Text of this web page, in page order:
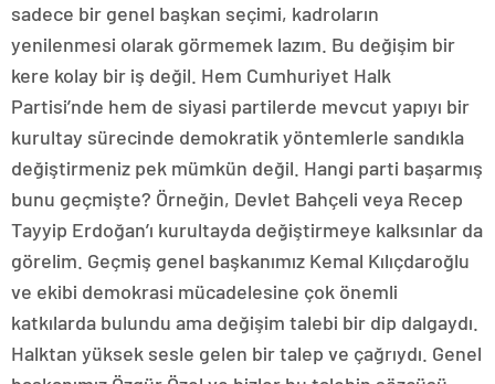
sadece bir genel başkan seçimi, kadroların
yenilenmesi olarak görmemek lazım. Bu değişim bir
kere kolay bir iş değil. Hem Cumhuriyet Halk
Partisi’nde hem de siyasi partilerde mevcut yapıyı bir
kurultay sürecinde demokratik yöntemlerle sandıkla
değiştirmeniz pek mümkün değil. Hangi parti başarmış
bunu geçmişte? Örneğin, Devlet Bahçeli veya Recep
Tayyip Erdoğan’ı kurultayda değiştirmeye kalksınlar da
görelim. Geçmiş genel başkanımız Kemal Kılıçdaroğlu
ve ekibi demokrasi mücadelesine çok önemli
katkılarda bulundu ama değişim talebi bir dip dalgaydı.
Halktan yüksek sesle gelen bir talep ve çağrıydı. Genel